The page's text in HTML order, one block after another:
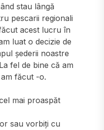
stau lângă
pescarii regionali
acest lucru în
luat o decizie de
șederii noastre
fel de bine că am
făcut -o.
mai proaspăt
sau vorbiți cu